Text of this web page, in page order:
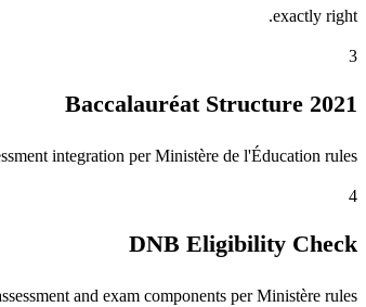
exactly right.
3
2021 Baccalauréat Structure
integration per Ministère de l'Éducation rules.
4
DNB Eligibility Check
and exam components per Ministère rules.